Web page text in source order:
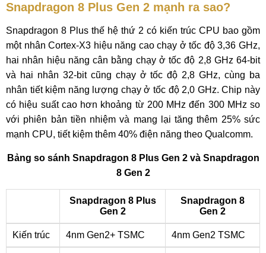
Snapdragon 8 Plus Gen 2 mạnh ra sao?
Snapdragon 8 Plus thế hệ thứ 2 có kiến trúc CPU bao gồm
một nhân Cortex-X3 hiệu năng cao chạy ở tốc độ 3,36 GHz,
hai nhân hiệu năng cân bằng chạy ở tốc độ 2,8 GHz 64-bit
và hai nhân 32-bit cũng chạy ở tốc độ 2,8 GHz, cùng ba
nhân tiết kiệm năng lượng chạy ở tốc độ 2,0 GHz. Chip này
có hiệu suất cao hơn khoảng từ 200 MHz đến 300 MHz so
với phiên bản tiền nhiệm và mang lại tăng thêm 25% sức
mạnh CPU, tiết kiệm thêm 40% điện năng theo Qualcomm.
Bảng so sánh Snapdragon 8 Plus Gen 2 và Snapdragon
8 Gen 2
Snapdragon 8 Plus
Gen 2
Snapdragon 8
Gen 2
Kiến trúc 4nm Gen2+ TSMC 4nm Gen2 TSMC